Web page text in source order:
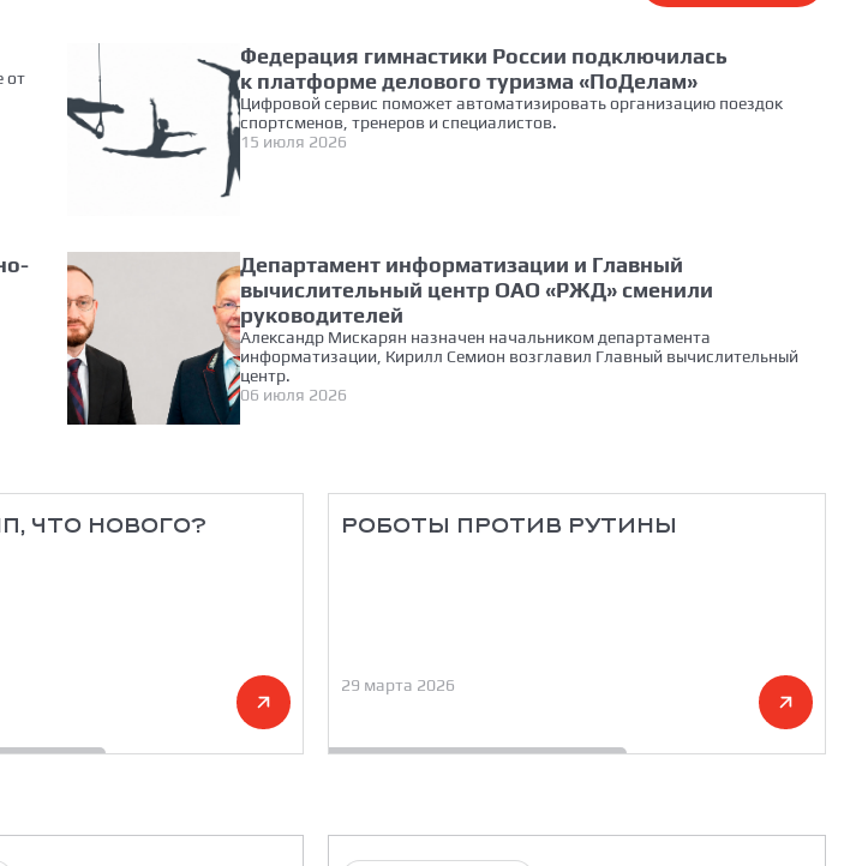
от
Федерация гимнастики России подключилась
к платформе делового туризма «ПоДелам»
Цифровой сервис поможет автоматизировать организацию поездок
спортсменов, тренеров и специалистов.
15 июля 2026
Департамент информатизации и Главный
вычислительный центр ОАО «РЖД» сменили
руководителей
Александр Мискарян назначен начальником департамента
информатизации, Кирилл Семион возглавил Главный вычислительный
центр.
06 июля 2026
ЧТО НОВОГО? РОБОТЫ ПРОТИВ РУТИНЫ
29 марта 2026